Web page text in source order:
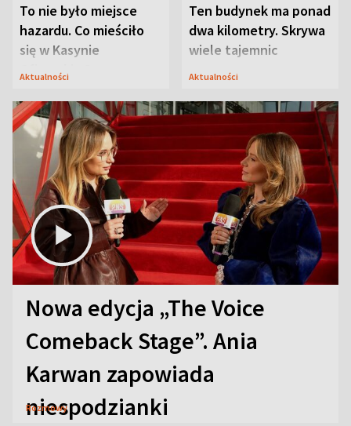
To nie było miejsce
hazardu. Co mieściło
się w Kasynie
Oficerskim?
Aktualności
Ten budynek ma ponad
dwa kilometry. Skrywa
wiele tajemnic
Aktualności
Nowa edycja „The Voice
Comeback Stage”. Ania
Karwan zapowiada
niespodzianki
Rozmowy